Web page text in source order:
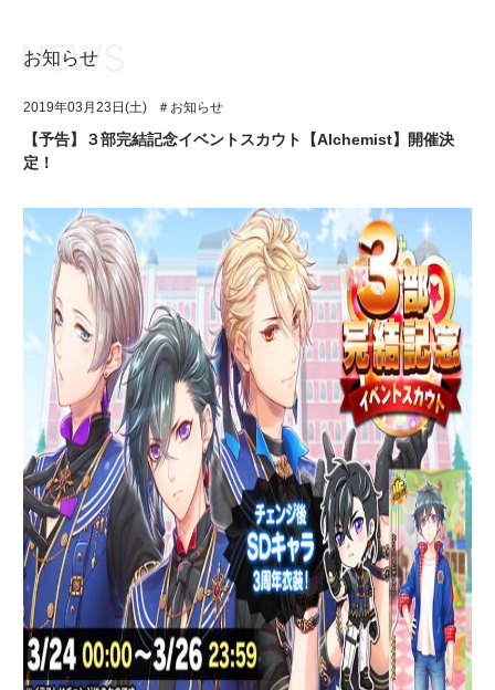
ユニット&キャラクター
アプリゲーム
イベント・キャンペーン
ミュージック
グッズ・本
ギャラリー
アイ★チュウとは
ユニット&キャラクター
アプリゲーム
イベント・キャンペーン
ミュージック
グッズ・本
ギャラリー
お知らせ
2019年03月23日(土) ＃お知らせ
【予告】３部完結記念イベントスカウト【Alchemist】開催決
定！